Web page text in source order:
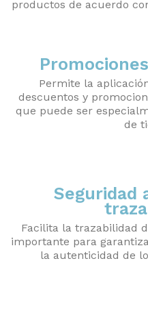
productos de acuerdo
Permite la
descuentos y
que puede ser
de
Seguridad
Facilita la trazabilidad
importante para
la autenticidad de